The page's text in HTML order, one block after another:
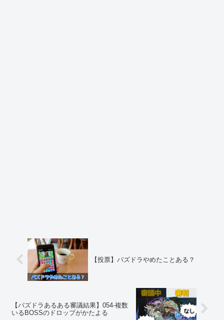
【投票】パズドラやめたことある？
【パズドラあるある審議結果】054-複数
いるBOSSのドロップがかたよる